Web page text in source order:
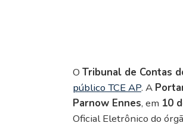
O Tribunal de Contas
público TCE AP. A
Parnow Ennes, em 10
Oficial Eletrônico do